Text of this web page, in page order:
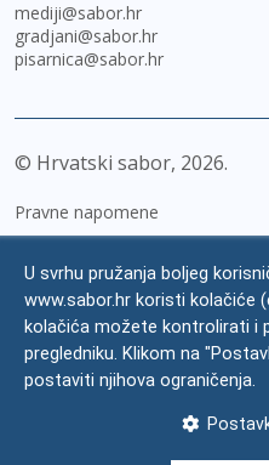
mediji@sabor.hr
gradjani@sabor.hr
pisarnica@sabor.hr
© Hrvatski sabor, 2026
Pravne napomene
Zaštita osobnih podataka
Impressum
Česta pitanja
U svrhu pružanja boljeg
www.sabor.hr koristi kolačiće
kolačića možete kontrolirati i
pregledniku. Klikom na
postaviti njihova ograničenja.